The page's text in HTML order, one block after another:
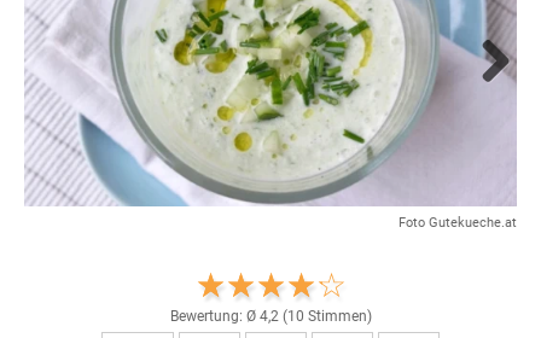
Foto Gutekueche.at
Bewertung: Ø 4,2(10 Stimmen)